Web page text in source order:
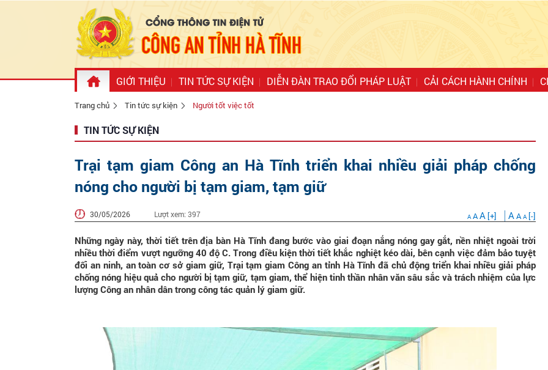
GIỚI THIỆU TIN TỨC SỰ KIỆN DIỄN ĐÀN TRAO ĐỔI PHÁP LUẬT CẢI CÁCH HÀNH CHÍNH
Trang chủ Tin tức sự kiện Người tốt việc tốt
TIN TỨC SỰ KIỆN
Trại tạm giam Công an Hà Tĩnh triển khai nhiều giải pháp chống
nóng cho người bị tạm giam, tạm giữ
30/05/2026 Lượt xem: 397 A AA[+] AA A[-]
Những ngày này, thời tiết trên địa bàn Hà Tĩnh đang bước vào giai đoạn nắng nóng gay gắt, nền nhiệt ngoài trời
nhiều thời điểm vượt ngưỡng 40 độ C. Trong điều kiện thời tiết khắc nghiệt kéo dài, bên cạnh việc đảm bảo tuyệt
đối an ninh, an toàn cơ sở giam giữ, Trại tạm giam Công an tỉnh Hà Tĩnh đã chủ động triển khai nhiều giải pháp
chống nóng hiệu quả cho người bị tạm giữ, tạm giam, thể hiện tinh thần nhân văn sâu sắc và trách nhiệm của lực
lượng Công an nhân dân trong công tác quản lý giam giữ.